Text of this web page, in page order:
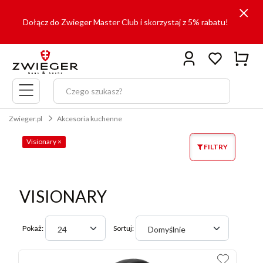
Dołącz do Zwieger Master Club i skorzystaj z 5% rabatu!
Menu
główne
Zwieger.pl Akcesoria kuchenne
FILTRY
Visionary ×
VISIONARY
Pokaż: 24 Sortuj: Domyślnie